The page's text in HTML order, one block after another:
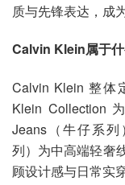
质与先锋表达，成
Calvin Klein属于
Calvin Klein 整
Klein Collection
Jeans（牛仔系列
列）为中高端轻奢
顾设计感与日常实